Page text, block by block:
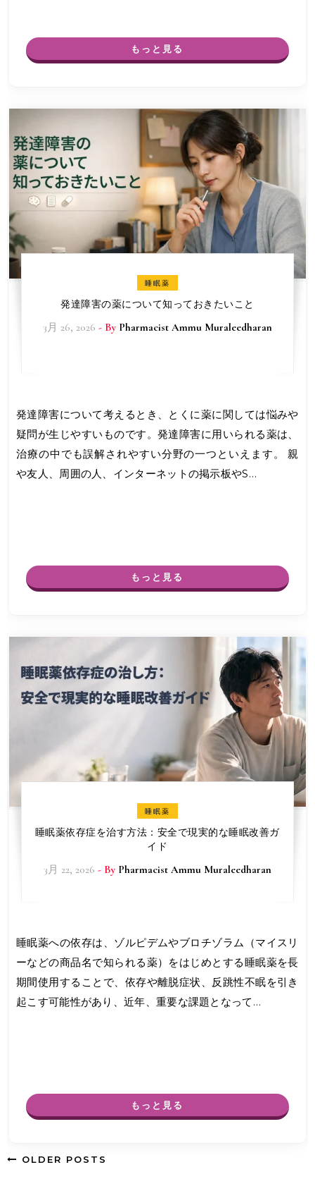
もっと見る
睡眠薬
発達障害の薬について知っておきたいこと
3月 26, 2026 - By Pharmacist Ammu Muraleedharan
発達障害について考えるとき、とくに薬に関しては悩みや
疑問が生じやすいものです。発達障害に用いられる薬は、
治療の中でも誤解されやすい分野の一つといえます。 親
や友人、周囲の人、インターネットの掲示板やS…
もっと見る
睡眠薬
睡眠薬依存症を治す方法：安全で現実的な睡眠改善ガ
イド
3月 22, 2026 - By Pharmacist Ammu Muraleedharan
睡眠薬への依存は、ゾルピデムやブロチゾラム（マイスリ
ーなどの商品名で知られる薬）をはじめとする睡眠薬を長
期間使用することで、依存や離脱症状、反跳性不眠を引き
起こす可能性があり、近年、重要な課題となって…
もっと見る
OLDER POSTS